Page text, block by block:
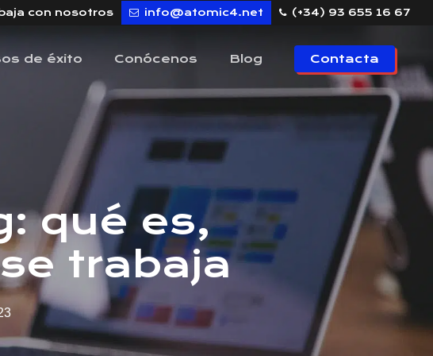
con nosotros info@atomic4.net (+34) 93 655 16 67
de éxito Conócenos Blog Contacta
qué es,
trabaja